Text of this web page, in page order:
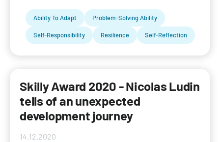
Ability To Adapt Problem-Solving Ability
Self-Responsibility Resilience Self-Reflection
Skilly Award 2020 - Nicolas Ludin
tells of an unexpected
development journey
14.12.2020